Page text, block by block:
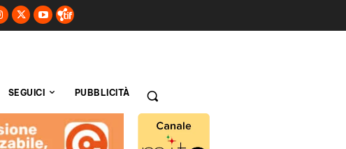
SEGUICI PUBBLICITÀ